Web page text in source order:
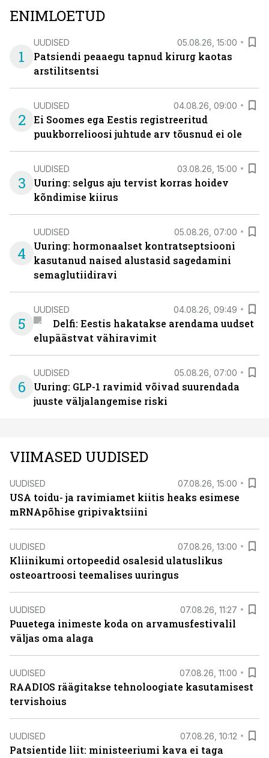
ENIMLOETUD
1
UUDISED 05.08.26, 15:00
Patsiendi peaaegu tapnud kirurg kaotas
arstilitsentsi
2
UUDISED 04.08.26, 09:00
Ei Soomes ega Eestis registreeritud
puukborrelioosi juhtude arv tõusnud ei ole
3
UUDISED 03.08.26, 15:00
Uuring: selgus aju tervist korras hoidev
kõndimise kiirus
4
UUDISED 05.08.26, 07:00
Uuring: hormonaalset kontratseptsiooni
kasutanud naised alustasid sagedamini
semaglutiidiravi
5
UUDISED 04.08.26, 09:49
Delfi: Eestis hakatakse arendama uudset
elupäästvat vähiravimit
6
UUDISED 05.08.26, 07:00
Uuring: GLP-1 ravimid võivad suurendada
juuste väljalangemise riski
VIIMASED UUDISED
UUDISED 07.08.26, 15:00
USA toidu- ja ravimiamet kiitis heaks esimese
mRNApõhise gripivaktsiini
UUDISED 07.08.26, 13:00
Kliinikumi ortopeedid osalesid ulatuslikus
osteoartroosi teemalises uuringus
UUDISED 07.08.26, 11:27
Puuetega inimeste koda on arvamusfestivalil
väljas oma alaga
UUDISED 07.08.26, 11:00
RAADIOS räägitakse tehnoloogiate kasutamisest
tervishoius
UUDISED 07.08.26, 10:12
Patsientide liit: ministeeriumi kava ei taga